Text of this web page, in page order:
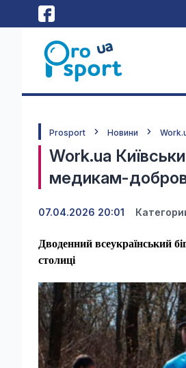
Prosport Новини
Work.ua
медикам-
07.04.2026 20:01
Дводенний всеукраїнський
столиці